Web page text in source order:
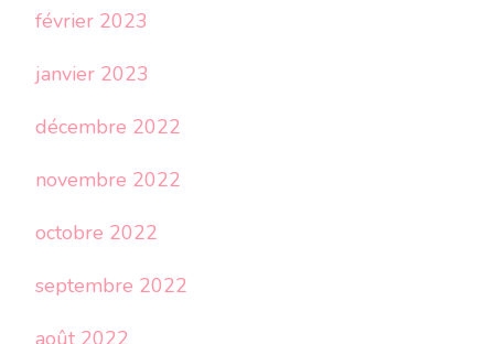
février 2023
janvier 2023
décembre 2022
novembre 2022
octobre 2022
septembre 2022
août 2022